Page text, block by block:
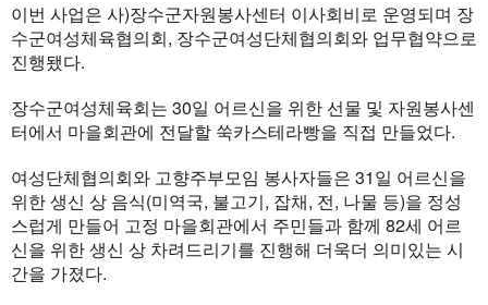
이번 사업은 사)장수군자원봉사센터 이사회비로 운영되며 장
수군여성체육협의회, 장수군여성단체협의회와 업무협약으로
진행됐다.
장수군여성체육회는 30일 어르신을 위한 선물 및 자원봉사센
터에서 마을회관에 전달할 쑥카스테라빵을 직접 만들었다.
여성단체협의회와 고향주부모임 봉사자들은 31일 어르신을
위한 생신 상 음식(미역국, 불고기, 잡채, 전, 나물 등)을 정성
스럽게 만들어 고정 마을회관에서 주민들과 함께 82세 어르
신을 위한 생신 상 차려드리기를 진행해 더욱더 의미있는 시
간을 가졌다.